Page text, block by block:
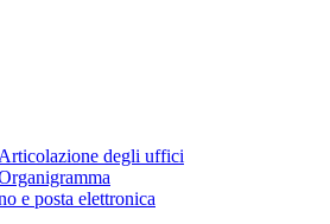
Articolazione degli uffici
e posta elettronica